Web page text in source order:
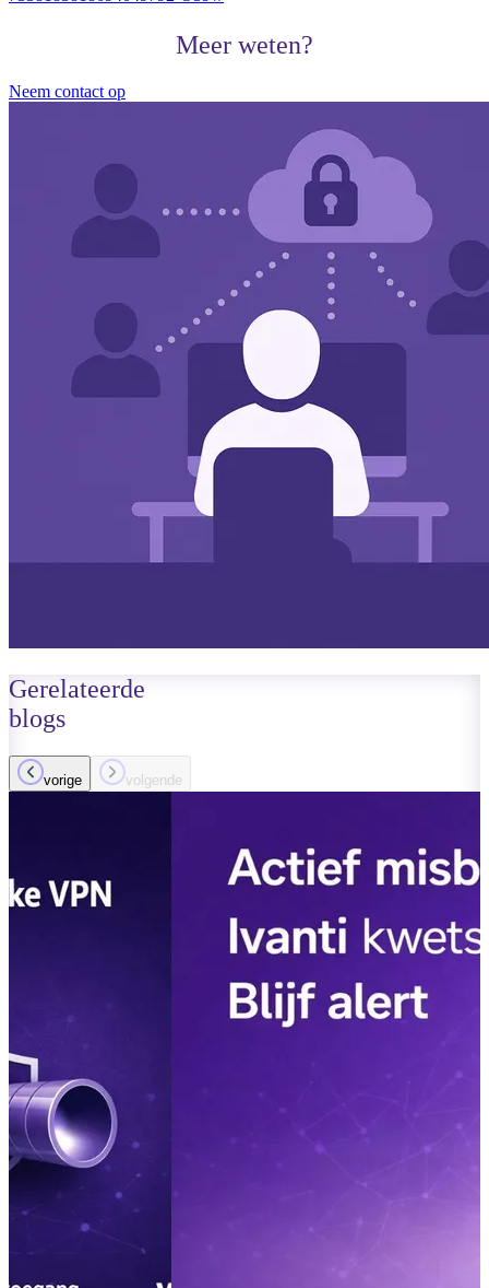
Meer weten?
Neem contact op
Gerelateerde
blogs
vorige volgende